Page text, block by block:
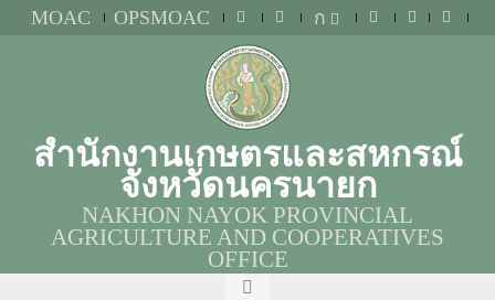
MOAC OPSMOAC ก
สำนักงานเกษตรและสหกรณ์
จังหวัดนครนายก
NAKHON NAYOK PROVINCIAL
AGRICULTURE AND COOPERATIVES
OFFICE